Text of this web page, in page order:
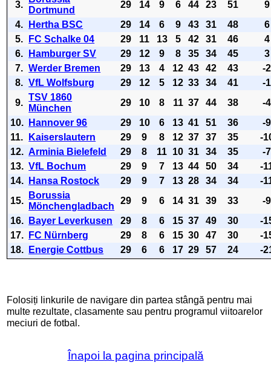
3.
Dortmund
29 14 9 6 44 23 51
9
4.
Hertha BSC 29 14 6 9 43 31 48
6
5.
FC Schalke 04 29 11 13 5 42 31 46
4
6.
Hamburger SV 29 12 9 8 35 34 45
3
7. Werder Bremen 29 13 4 12 43 42 43
-2
8. VfL Wolfsburg 29 12 5 12 33 34 41
-1
9.
TSV 1860
München
29 10 8 11 37 44 38
-4
10.
Hannover 96 29 10 6 13 41 51 36
-9
11.
Kaiserslautern 29 9 8 12 37 37 35
-
12. Arminia Bielefeld 29 8 11 10 31 34 35
-7
13. VfL Bochum 29 9 7 13 44 50 34
-
14.
Hansa Rostock 29 9 7 13 28 34 34
-
15.
Borussia
Mönchengladbach
29 9 6 14 31 39 33
-9
16.
Bayer Leverkusen 29 8 6 15 37 49 30
-
17.
FC Nürnberg 29 8 6 15 30 47 30
-
18.
Energie Cottbus 29 6 6 17 29 57 24 -
Folosiți linkurile de navigare din partea stângă pentru mai
multe rezultate, clasamente sau pentru programul viitoarelor
meciuri de fotbal.
Înapoi la pagina principală